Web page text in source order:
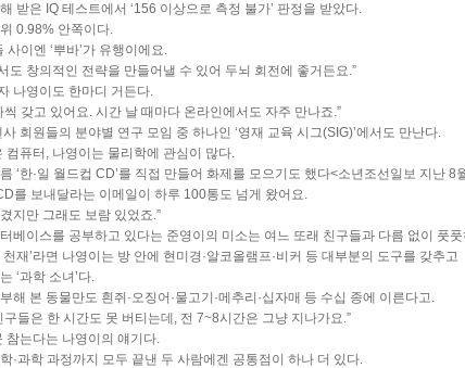
받은 IQ 테스트에서 ‘156 이상으로 측정 불가’ 판정을 받았다.
0.98% 안쪽이다.
사이엔 ‘뿌바’가 유행이에요.
도 창의적인 전략을 만들어낼 수 있어 두뇌 회전에 좋거든요.”
나영이도 한마디 거든다.
씩 갖고 있어요. 시간 날 때마다 온라인에서도 자주 만나죠.”
회원들의 분야별 연구 모임 중 하나인 ‘영재 교육 시그(SIG)’에서도 만난다.
컴퓨터, 나영이는 물리학에 관심이 많다.
‘한·일 월드컵 CD’를 직접 만들어 화제를 모으기도 했다<소년조선일보 지난 8
를 보내달라는 이메일이 하루 100통도 넘게 왔어요.
지만 그래도 보람 있었죠.”
베이스를 공부하고 있다는 준영이의 미소는 여느 또래 친구들과 다름 없이 풋
천재’라면 나영이는 방 안에 현미경·알코올램프·비커 등 대부분의 도구를 갖추고
‘과학 소녀’다.
해 본 동물만도 흰쥐·오징어·물고기·메추리·십자매 등 수십 종에 이른다고.
구들은 한 시간도 못 버티는데, 전 7~8시간은 그냥 지나가요.”
참는다는 나영이의 얘기다.
·과학 과정까지 모두 끝낸 두 사람에겐 공통점이 하나 더 있다.